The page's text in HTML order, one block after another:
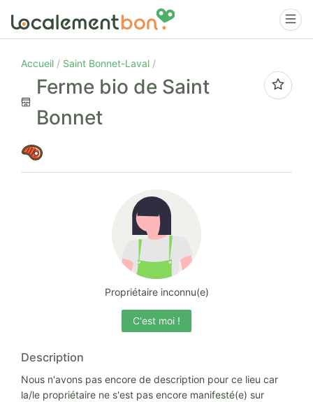
Accueil Saint Bonnet-Laval
Ferme bio de Saint
Bonnet
Propriétaire inconnu(e)
C'est moi !
Description
Nous n'avons pas encore de description pour ce lieu car
la/le propriétaire ne s'est pas encore manifesté(e) sur